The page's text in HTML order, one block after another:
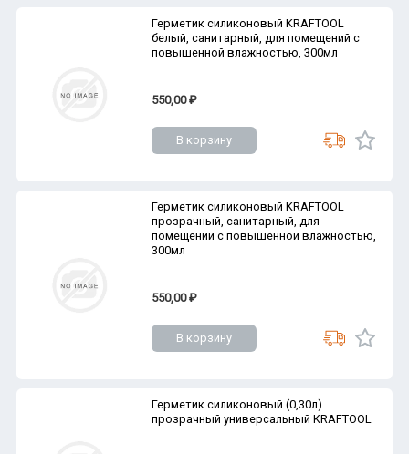
Герметик силиконовый KRAFTOOL
белый, санитарный, для помещений с
повышенной влажностью, 300мл
550,00 ₽
В корзину
Герметик силиконовый KRAFTOOL
прозрачный, санитарный, для
помещений с повышенной влажностью,
300мл
550,00 ₽
В корзину
Герметик силиконовый (0,30л)
прозрачный универсальный KRAFTOOL